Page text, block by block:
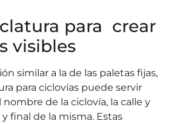
para crear
visibles
similar a la de las paletas fijas,
para ciclovías puede servir
nombre de la ciclovía, la calle y
final de la misma. Estas